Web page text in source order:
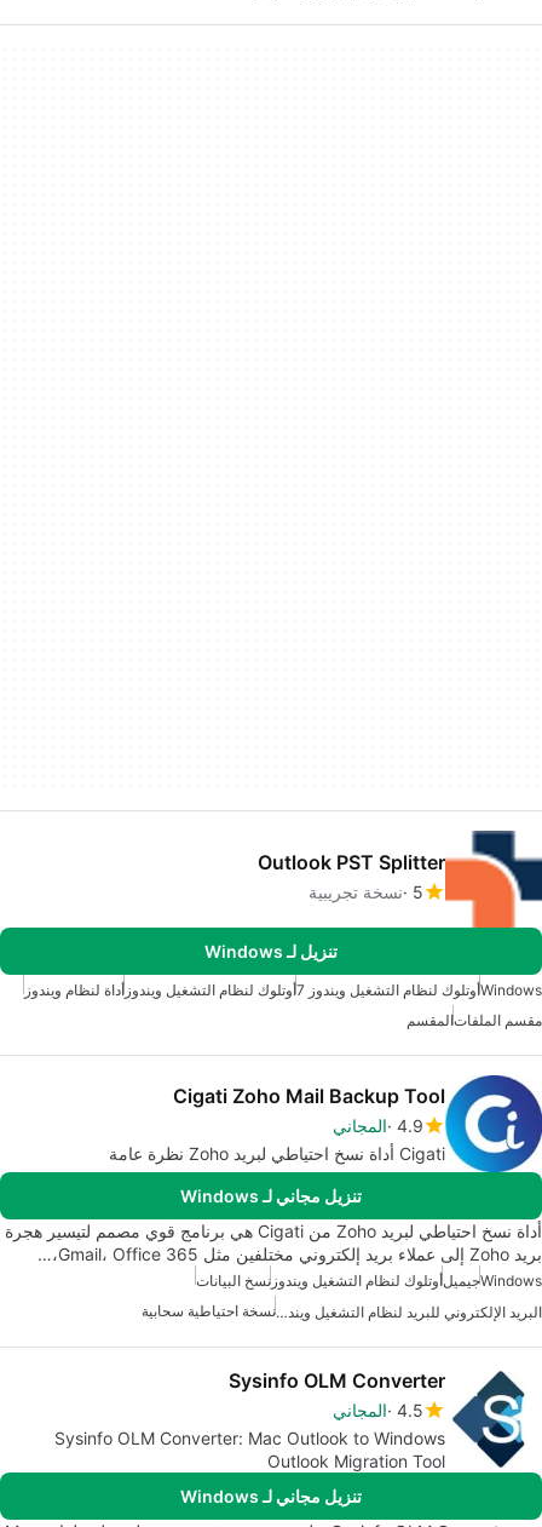
Outlook PST Splitter
5 نسخة تجريبية
تنزيل لـ Windows
Windowsأوتلوك لنظام التشغيل ويندوز 7 أوتلوك لنظام التشغيل ويندوز أداة لنظام ويندوز
مقسم الملفاتالمقسم
Cigati Zoho Mail Backup Tool
4.9 المجاني
Cigati أداة نسخ احتياطي لبريد Zoho نظرة عامة
تنزيل مجاني لـ Windows
أداة نسخ احتياطي لبريد Zoho من Cigati هي برنامج قوي مصمم لتيسير هجرة
بريد Zoho إلى عملاء بريد إلكتروني مختلفين مثل Gmail، Office 365،…
Windowsجيميلأوتلوك لنظام التشغيل ويندوز نسخ البيانات
البريد الإلكتروني للبريد لنظام التشغيل ويندوزنسخة احتياطية سحابية
Sysinfo OLM Converter
4.5 المجاني
Sysinfo OLM Converter: Mac Outlook to Windows
Outlook Migration Tool
تنزيل مجاني لـ Windows